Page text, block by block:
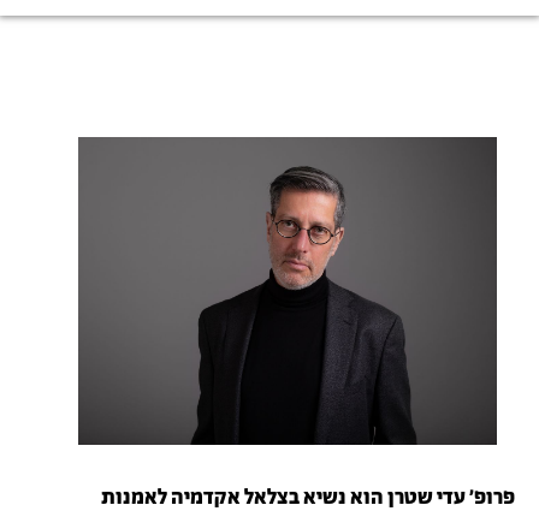
פרופ׳ עדי שטרן הוא נשיא בצלאל אקדמיה לאמנות